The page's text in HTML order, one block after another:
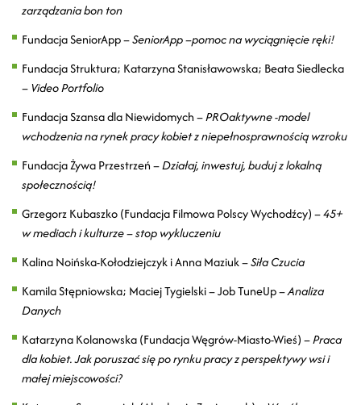
zarządzania bon ton
Fundacja SeniorApp –SeniorApp –pomoc na wyciągnięcie ręki!
Fundacja Struktura; Katarzyna Stanisławowska; Beata Siedlecka
–Video Portfolio
Fundacja Szansa dla Niewidomych –PROaktywne -model
wchodzenia na rynek pracy kobiet z niepełnosprawnością wzroku
Fundacja Żywa Przestrzeń –Działaj, inwestuj, buduj z lokalną
społecznością!
Grzegorz Kubaszko (Fundacja Filmowa Polscy Wychodźcy) –45+
w mediach i kulturze – stop wykluczeniu
Kalina Noińska-Kołodziejczyk i Anna Maziuk –Siła Czucia
Kamila Stępniowska; Maciej Tygielski – Job TuneUp –Analiza
Danych
Katarzyna Kolanowska (Fundacja Węgrów-Miasto-Wieś) –Praca
dla kobiet. Jak poruszać się po rynku pracy z perspektywy wsi i
małej miejscowości?